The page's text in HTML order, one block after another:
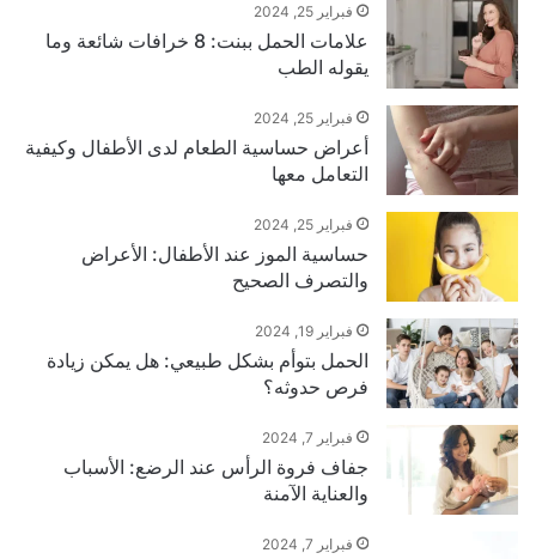
فبراير 25, 2024
علامات الحمل ببنت: 8 خرافات شائعة وما
يقوله الطب
فبراير 25, 2024
أعراض حساسية الطعام لدى الأطفال وكيفية
التعامل معها
فبراير 25, 2024
حساسية الموز عند الأطفال: الأعراض
والتصرف الصحيح
فبراير 19, 2024
الحمل بتوأم بشكل طبيعي: هل يمكن زيادة
فرص حدوثه؟
فبراير 7, 2024
جفاف فروة الرأس عند الرضع: الأسباب
والعناية الآمنة
فبراير 7, 2024